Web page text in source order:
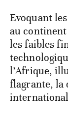
Evoquant
au
les faibles
l’Afrique,
flagrante, la